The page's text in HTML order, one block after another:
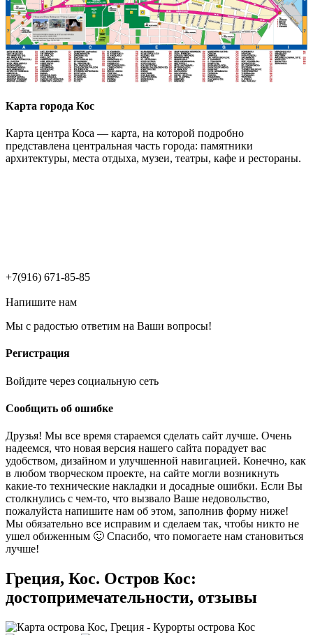
Карта города Кос
Карта центра Коса — карта, на которой подробно
представлена центральная часть города: памятники
архитектуры, места отдыха, музеи, театры, кафе и рестораны.
+7(916) 671-85-85
Напишите нам
Мы с радостью ответим на Ваши вопросы!
Регистрация
Войдите через социальную сеть
Сообщить об ошибке
Друзья! Мы все время стараемся сделать сайт лучше. Очень
надеемся, что новая версия нашего сайта порадует вас
удобством, дизайном и улучшенной навигацией. Конечно, как
в любом творческом проекте, на сайте могли возникнуть
какие-то технические накладки и досадные ошибки. Если Вы
столкнулись с чем-то, что вызвало Ваше недовольство,
пожалуйста напишите нам об этом, заполнив форму ниже!
Мы обязательно все исправим и сделаем так, чтобы никто не
ушел обиженным 🙂 Спасибо, что помогаете нам становиться
лучше!
Греция, Кос. Остров Кос:
достопримечательности, отзывы